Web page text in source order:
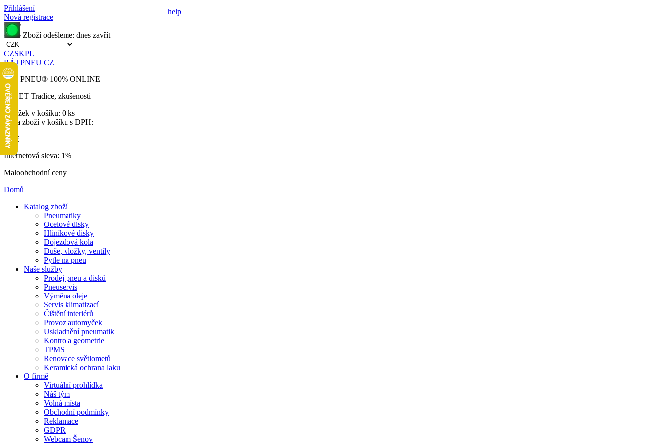
Přihlášení
Nová registrace
Zboží odešleme: dnes zavřít
CZSKPL
RÁJ PNEU CZ
RÁJ PNEU® 100% ONLINE
32 LET Tradice, zkušenosti
Položek v košíku: 0 ks
Cena zboží v košíku s DPH:
0 Kč
Internetová sleva: 1%
Maloobchodní ceny
Domů
Katalog zboží
Pneumatiky
Ocelové disky
Hliníkové disky
Dojezdová kola
Duše, vložky, ventily
Pytle na pneu
Naše služby
Prodej pneu a disků
Pneuservis
Výměna oleje
Servis klimatizací
Čištění interiérů
Provoz automyček
Uskladnění pneumatik
Kontrola geometrie
TPMS
Renovace světlometů
Keramická ochrana laku
O firmě
Virtuální prohlídka
Náš tým
Volná místa
Obchodní podmínky
Reklamace
GDPR
Webcam Šenov
help